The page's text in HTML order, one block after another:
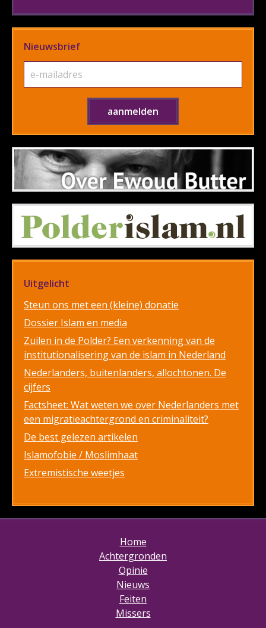
Nieuwsbrief
Uitgelicht
Steun ons met een (kleine) donatie
Dossier Islam en media
Zuilen in de Polder? Een verkenning van de
institutionalisering van de islam in Nederland
Nederlanders, buitenlanders, allochtonen. De
cijfers
Factsheet: Wat weten we over Nederlanders met
een migratieachtergrond en criminaliteit?
De best gelezen artikelen
Islamofobie / Moslimhaat
Extremistische weetjes
Home
Achtergronden
Opinie
Nieuws
Feiten
Missers